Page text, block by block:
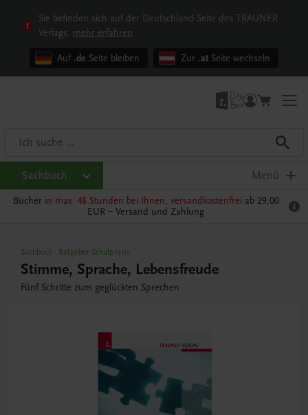
Sie befinden sich auf der Deutschland-Seite des TRAUNER
Verlags. mehr erfahren
Auf .de Seite bleiben Zur .at Seite wechseln
Sachbuch Menü
Bücher in max. 48 Stunden bei Ihnen, versandkostenfrei ab 29,00
EUR – Versand und Zahlung
Sachbuch - Ratgeber Schulpraxis
Stimme, Sprache, Lebensfreude
Fünf Schritte zum geglückten Sprechen